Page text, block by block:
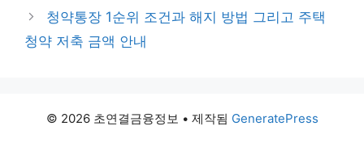
청약통장 1순위 조건과 해지 방법 그리고 주택
청약 저축 금액 안내
© 2026 초연결금융정보 • 제작됨 GeneratePress